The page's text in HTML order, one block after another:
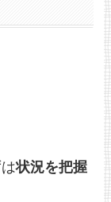
状況を把握